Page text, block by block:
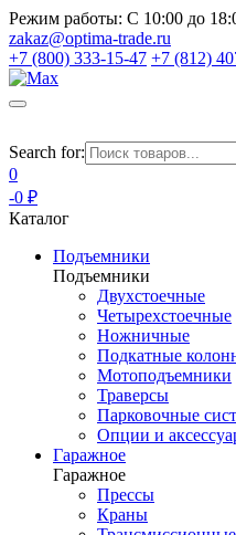
Режим работы: С 10:00 до
zakaz@optima-trade.ru
+7 (800) 333-15-47 +7 (812)
Search for:
0
-0 ₽
Каталог
Подъемники
Подъемники
Двухстоечные
Четырехстоечные
Ножничные
Подкатные
Мотоподъемники
Траверсы
Парковочные
Опции и
Гаражное
Гаражное
Прессы
Краны